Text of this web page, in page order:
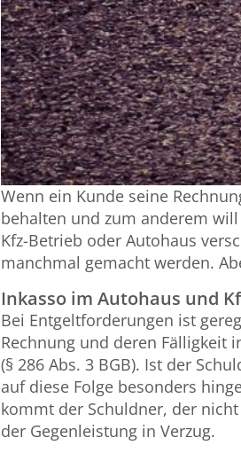
Wenn ein Kunde seine
behalten und zum anderem
Kfz-Betrieb oder Autohaus
manchmal gemacht werden.
Inkasso im Autohaus und
Bei Entgeltforderungen ist
Rechnung und deren Fälligkeit
(§ 286 Abs. 3 BGB). Ist der
auf diese Folge besonders
kommt der Schuldner, der
der Gegenleistung in Verzug.